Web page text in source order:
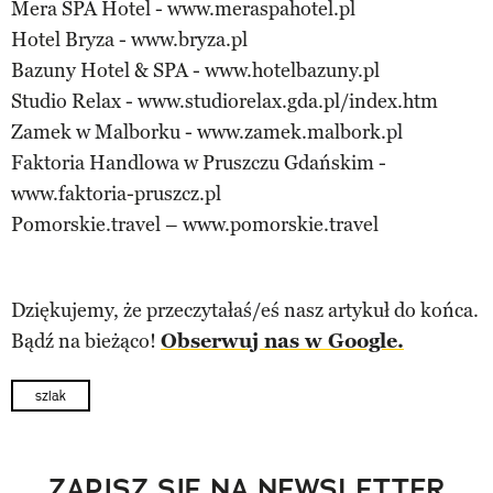
Mera SPA Hotel - www.meraspahotel.pl
Hotel Bryza - www.bryza.pl
Bazuny Hotel & SPA - www.hotelbazuny.pl
Studio Relax - www.studiorelax.gda.pl/index.htm
Zamek w Malborku - www.zamek.malbork.pl
Faktoria Handlowa w Pruszczu Gdańskim -
www.faktoria-pruszcz.pl
Pomorskie.travel – www.pomorskie.travel
Dziękujemy, że przeczytałaś/eś nasz artykuł do końca.
Bądź na bieżąco! Obserwuj nas w Google.
szlak